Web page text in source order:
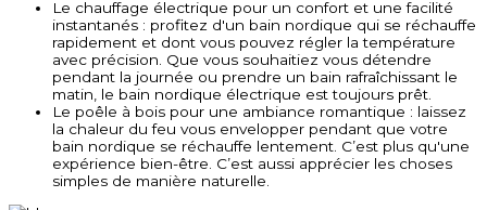
Le chauffage électrique pour un confort et une facilité
instantanés : profitez d'un bain nordique qui se réchauffe
rapidement et dont vous pouvez régler la température
avec précision. Que vous souhaitiez vous détendre
pendant la journée ou prendre un bain rafraîchissant le
matin, le bain nordique électrique est toujours prêt.
Le poêle à bois pour une ambiance romantique : laissez
la chaleur du feu vous envelopper pendant que votre
bain nordique se réchauffe lentement. C’est plus qu'une
expérience bien-être. C’est aussi apprécier les choses
simples de manière naturelle.